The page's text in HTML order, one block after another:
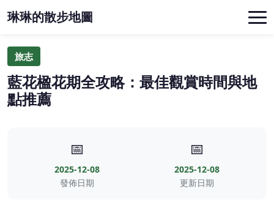
琳琳的散步地圖
旅志
藍花楹花期全攻略：最佳觀賞時間與地
點推薦
📅
2025-12-08
發佈日期
📅
2025-12-08
更新日期